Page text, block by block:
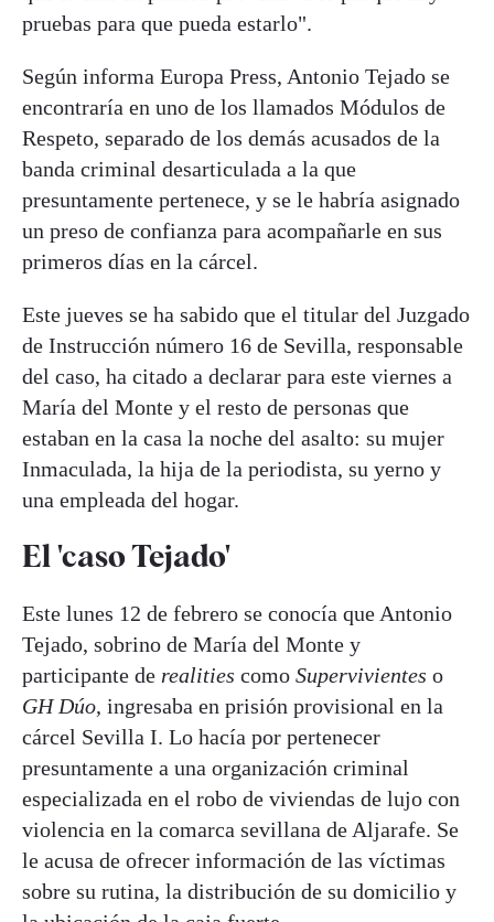
pruebas para que pueda estarlo".
Según informa Europa Press, Antonio Tejado se
encontraría en uno de los llamados Módulos de
Respeto, separado de los demás acusados de la
banda criminal desarticulada a la que
presuntamente pertenece, y se le habría asignado
un preso de confianza para acompañarle en sus
primeros días en la cárcel.
Este jueves se ha sabido que el titular del Juzgado
de Instrucción número 16 de Sevilla, responsable
del caso, ha citado a declarar para este viernes a
María del Monte y el resto de personas que
estaban en la casa la noche del asalto: su mujer
Inmaculada, la hija de la periodista, su yerno y
una empleada del hogar.
El 'caso Tejado'
Este lunes 12 de febrero se conocía que Antonio
Tejado, sobrino de María del Monte y
participante de realities como Supervivientes o
GH Dúo, ingresaba en prisión provisional en la
cárcel Sevilla I. Lo hacía por pertenecer
presuntamente a una organización criminal
especializada en el robo de viviendas de lujo con
violencia en la comarca sevillana de Aljarafe. Se
le acusa de ofrecer información de las víctimas
sobre su rutina, la distribución de su domicilio y